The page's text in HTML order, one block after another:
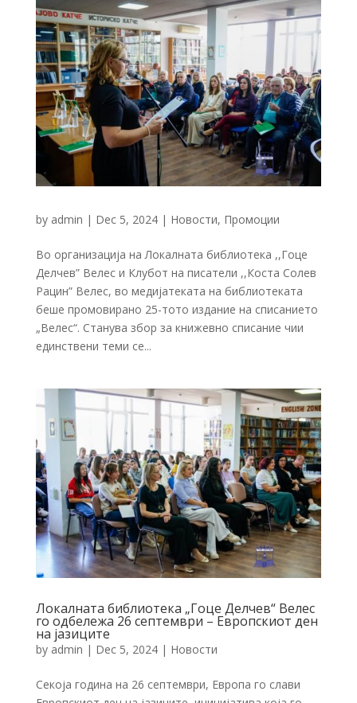
by admin | Dec 5, 2024| Новости, Промоции
Во организација на Локалната библиотека ,,Гоце
Делчев” Велес и Клубот на писатели ,,Коста Солев
Рацин” Велес, во медијатеката на библиотеката
беше промовирано 25-тото издание на списанието
„Велес“. Станува збор за книжевно списание чии
единствени теми се...
Локалната библиотека „Гоце Делчев“ Велес
го одбележа 26 септември – Европскиот ден
на јазиците
by admin | Dec 5, 2024| Новости
Секоја година на 26 септември, Европа го слави